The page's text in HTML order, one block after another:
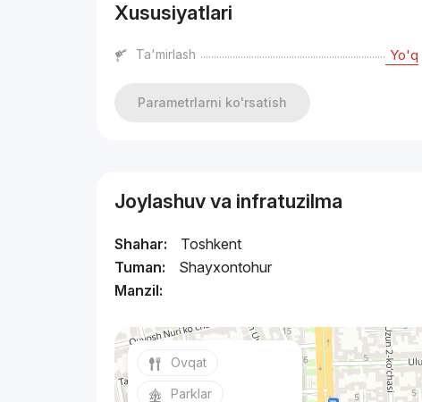
Xususiyatlari
Ta'mirlash Yo'q
Parametrlarni ko'rsatish
Joylashuv va infratuzilma
Shahar:
Toshkent
Tuman:
Shayxontohur
Manzil:
Ovqat
Parklar